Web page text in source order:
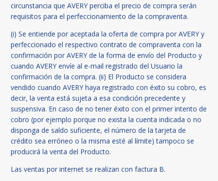
circunstancia que AVERY perciba el precio de compra serán
requisitos para el perfeccionamiento de la compraventa.
(i) Se entiende por aceptada la oferta de compra por AVERY y
perfeccionado el respectivo contrato de compraventa con la
confirmación por AVERY de la forma de envío del Producto y
cuando AVERY envíe al e-mail registrado del Usuario la
confirmación de la compra. (ii) El Producto se considera
vendido cuando AVERY haya registrado con éxito su cobro, es
decir, la venta está sujeta a esa condición precedente y
suspensiva. En caso de no tener éxito con el primer intento de
cobro (por ejemplo porque no exista la cuenta indicada o no
disponga de saldo suficiente, el número de la tarjeta de
crédito sea erróneo o la misma esté al límite) tampoco se
producirá la venta del Producto.
Las ventas por internet se realizan con factura B.